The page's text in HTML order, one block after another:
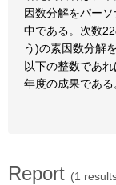
因数分解をパー
中である。次数
う)の素因数分解
以下の整数であ
年度の成果である
Report (1